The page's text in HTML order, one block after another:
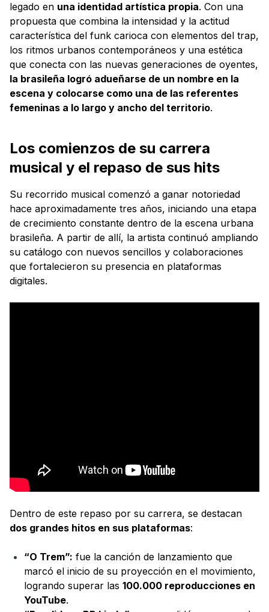
legado en una identidad artística propia. Con una
propuesta que combina la intensidad y la actitud
característica del funk carioca con elementos del trap,
los ritmos urbanos contemporáneos y una estética
que conecta con las nuevas generaciones de oyentes,
la brasileña logró adueñarse de un nombre en la
escena y colocarse como una de las referentes
femeninas a lo largo y ancho del territorio.
Los comienzos de su carrera
musical y el repaso de sus hits
Su recorrido musical comenzó a ganar notoriedad
hace aproximadamente tres años, iniciando una etapa
de crecimiento constante dentro de la escena urbana
brasileña. A partir de allí, la artista continuó ampliando
su catálogo con nuevos sencillos y colaboraciones
que fortalecieron su presencia en plataformas
digitales.
Dentro de este repaso por su carrera, se destacan
dos grandes hitos en sus plataformas:
“O Trem”: fue la canción de lanzamiento que
marcó el inicio de su proyección en el movimiento,
logrando superar las 100.000 reproducciones en
YouTube.